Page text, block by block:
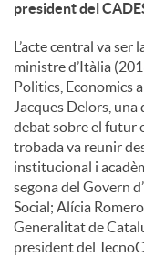
president del
L’acte central va ser
ministre d’Itàlia
Politics, Economics
Jacques Delors,
debat sobre el futur
trobada va reunir
institucional i
segona del Govern
Social; Alícia
Generalitat de
president del